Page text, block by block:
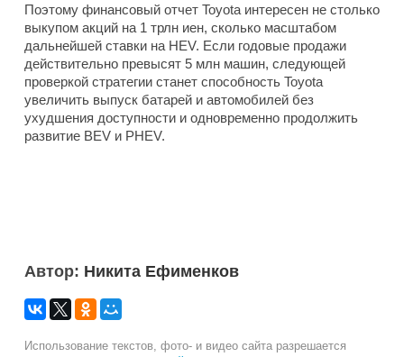
Поэтому финансовый отчет Toyota интересен не столько
выкупом акций на 1 трлн иен, сколько масштабом
дальнейшей ставки на HEV. Если годовые продажи
действительно превысят 5 млн машин, следующей
проверкой стратегии станет способность Toyota
увеличить выпуск батарей и автомобилей без
ухудшения доступности и одновременно продолжить
развитие BEV и PHEV.
Автор: Никита Ефименков
Использование текстов, фото- и видео сайта разрешается